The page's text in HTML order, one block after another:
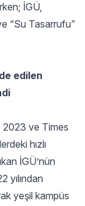
İGÜ,
“Su Tasarrufu”
edilen
2023 ve Times
hızlı
İGÜ’nün
yılından
yeşil kampüs